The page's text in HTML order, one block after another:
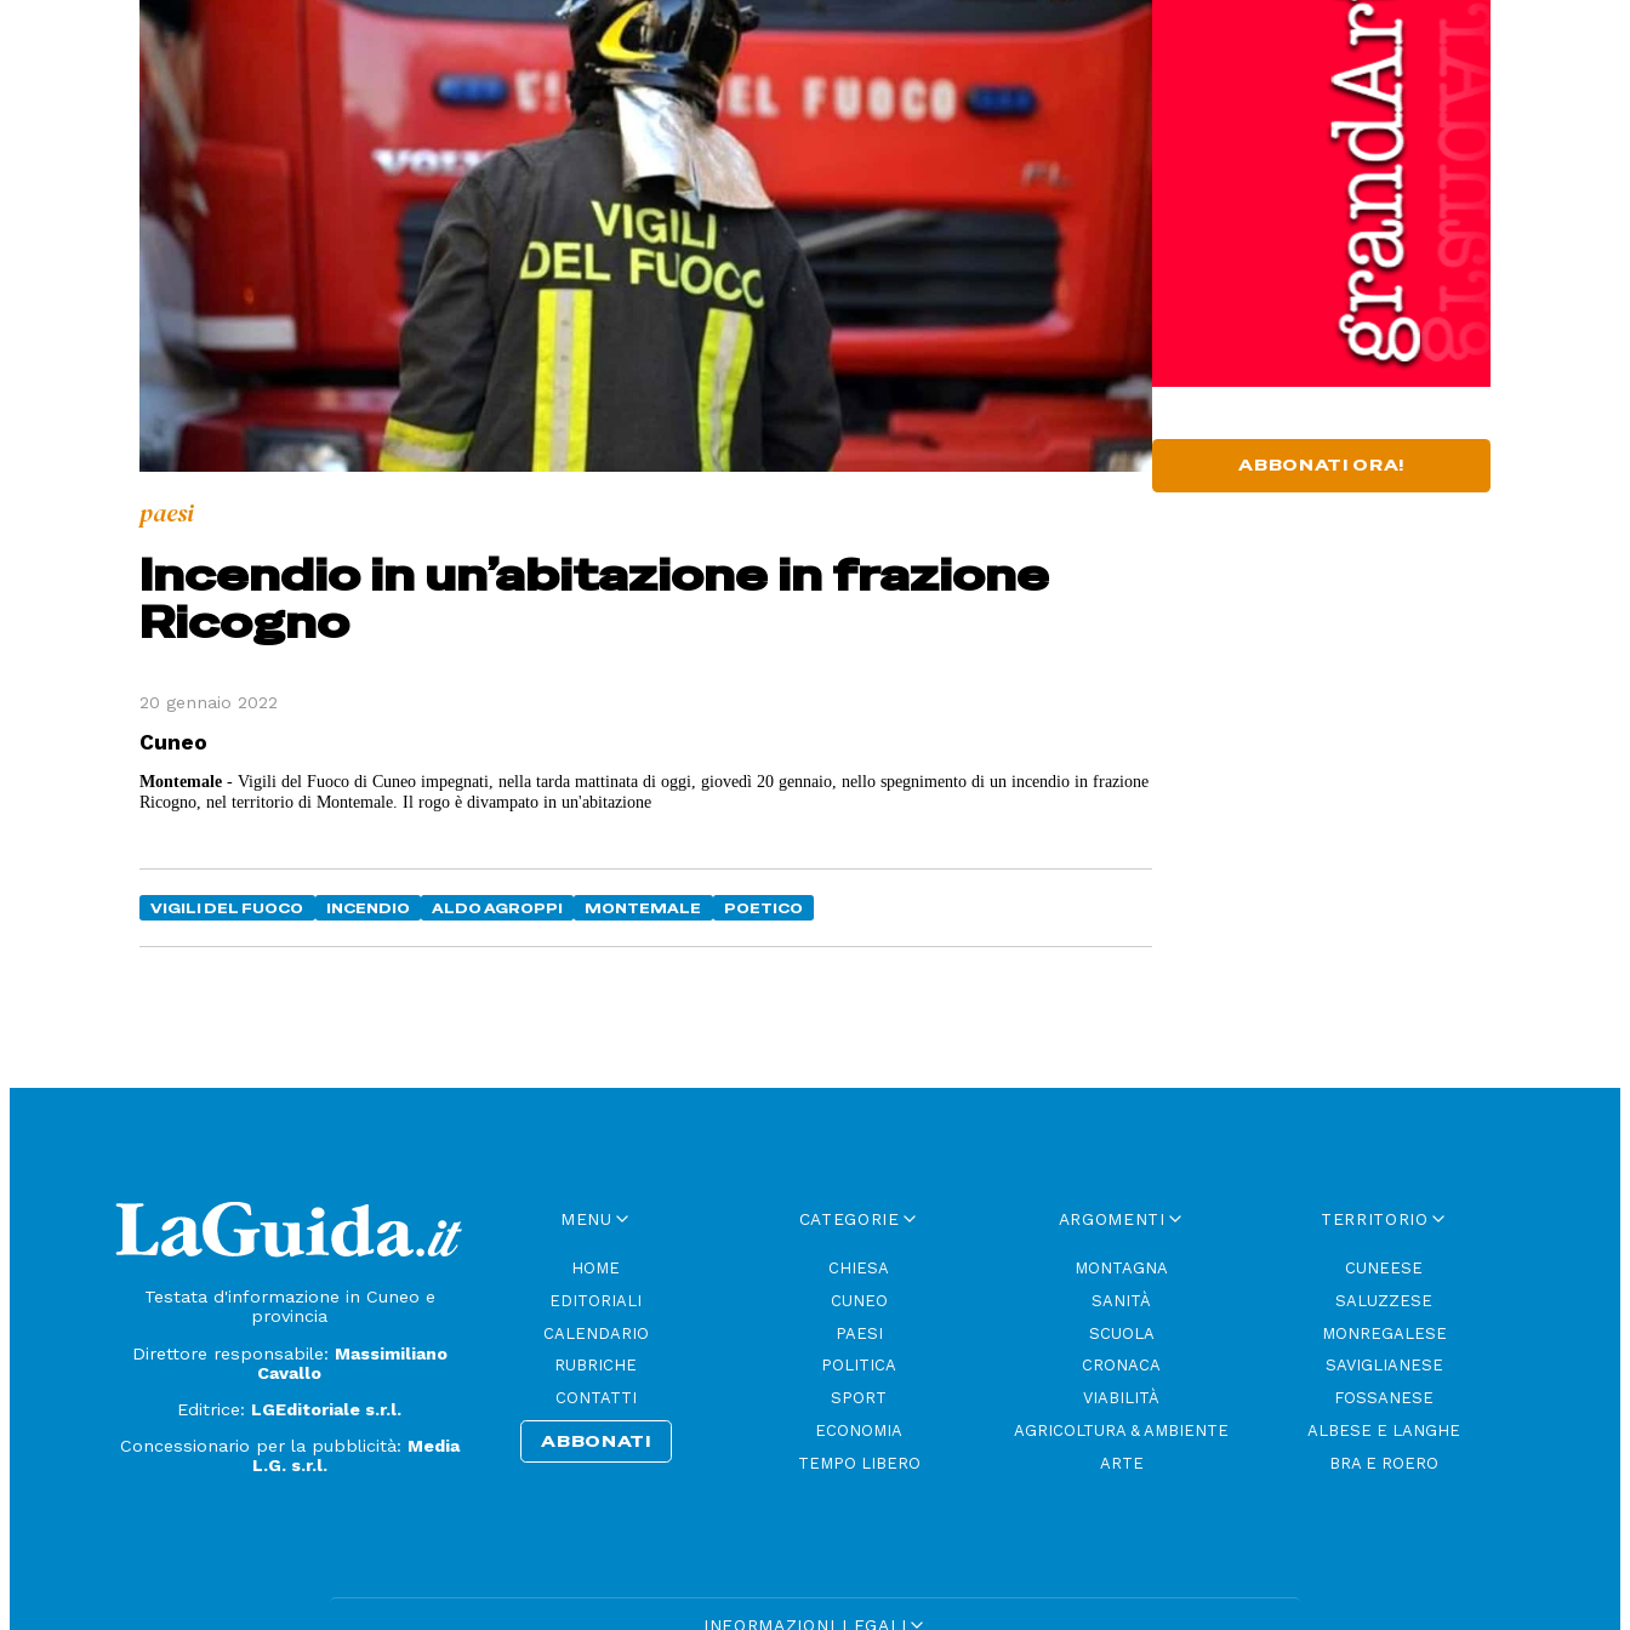
paesi
Incendio in un’abitazione in frazione
Ricogno
20 gennaio 2022
Cuneo
Montemale - Vigili del Fuoco di Cuneo impegnati, nella tarda mattinata di oggi, giovedì 20 gennaio, nello spegnimento di un incendio in frazione
Ricogno, nel territorio di Montemale. Il rogo è divampato in un'abitazione
VIGILI DEL FUOCO INCENDIO ALDO AGROPPI MONTEMALE POETICO
ABBONATI ORA!
Testata d'informazione in Cuneo e
provincia
Direttore responsabile: Massimiliano
Cavallo
Editrice: LGEditoriale s.r.l.
Concessionario per la pubblicità: Media
L.G. s.r.l.
MENU
HOME
EDITORIALI
CALENDARIO
RUBRICHE
CONTATTI
ABBONATI
CATEGORIE
CHIESA
CUNEO
PAESI
POLITICA
SPORT
ECONOMIA
TEMPO LIBERO
ARGOMENTI
MONTAGNA
SANITÀ
SCUOLA
CRONACA
VIABILITÀ
AGRICOLTURA & AMBIENTE
ARTE
TERRITORIO
CUNEESE
SALUZZESE
MONREGALESE
SAVIGLIANESE
FOSSANESE
ALBESE E LANGHE
BRA E ROERO
INFORMAZIONI LEGALI